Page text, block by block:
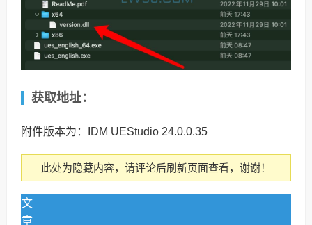
获取地址：
附件版本为：IDM UEStudio 24.0.0.35
此处为隐藏内容，请评论后刷新页面查看，谢谢！
文
章